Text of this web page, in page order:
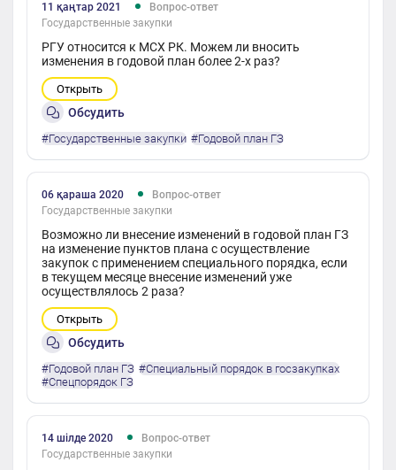
11 қаңтар 2021
Вопрос-ответ
Государственные закупки
РГУ относится к МСХ РК. Можем ли вносить
изменения в годовой план более 2-х раз?
Открыть
Обсудить
#Государственные закупки #Годовой план ГЗ
06 қараша 2020
Вопрос-ответ
Государственные закупки
Возможно ли внесение изменений в годовой план ГЗ
на изменение пунктов плана с осуществление
закупок с применением специального порядка, если
в текущем месяце внесение изменений уже
осуществлялось 2 раза?
Открыть
Обсудить
#Годовой план ГЗ #Специальный порядок в госзакупках
#Спецпорядок ГЗ
14 шілде 2020
Вопрос-ответ
Государственные закупки